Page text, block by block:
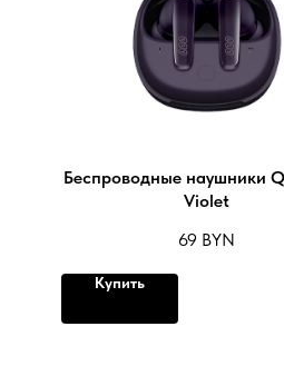
Беспроводные наушники
Violet
69 BYN
Купить